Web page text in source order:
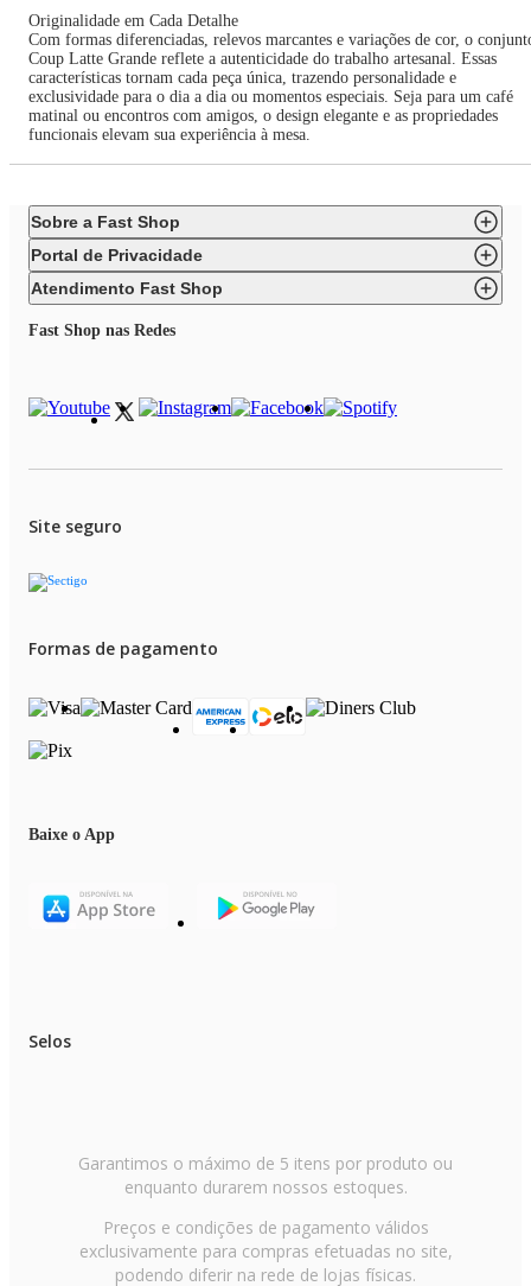
Originalidade em Cada Detalhe
Com formas diferenciadas, relevos marcantes e variações de cor, o
Coup Latte Grande reflete a autenticidade do trabalho artesanal. Essas
características tornam cada peça única, trazendo personalidade e
exclusividade para o dia a dia ou momentos especiais. Seja para um café
matinal ou encontros com amigos, o design elegante e as propriedades
funcionais elevam sua experiência à mesa.
Sobre a Fast Shop
Portal de Privacidade
Atendimento Fast Shop
Fast Shop nas Redes
Site seguro
Formas de pagamento
Baixe o App
Selos
Garantimos o máximo de 5 itens por produto ou
enquanto durarem nossos estoques.
Preços e condições de pagamento válidos
exclusivamente para compras efetuadas no site,
podendo diferir na rede de lojas físicas.